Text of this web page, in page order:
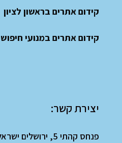
קידום אתרים בראשון לציון
קידום אתרים במנועי חיפוש
יצירת קשר:
פנחס קהתי 5, ירושלים ישראל.